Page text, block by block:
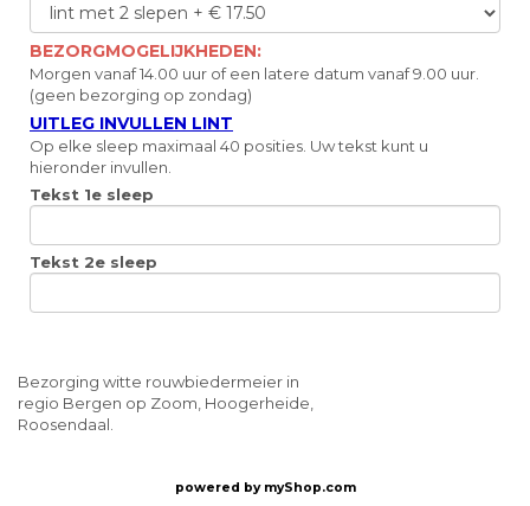
BEZORGMOGELIJKHEDEN:
Morgen vanaf 14.00 uur of een latere datum vanaf 9.00 uur.
(geen bezorging op zondag)
UITLEG INVULLEN LINT
Op elke sleep maximaal 40 posities. Uw tekst kunt u
hieronder invullen.
Tekst 1e sleep
Tekst 2e sleep
Bezorging witte rouwbiedermeier in
regio Bergen op Zoom, Hoogerheide,
Roosendaal.
powered by myShop.com